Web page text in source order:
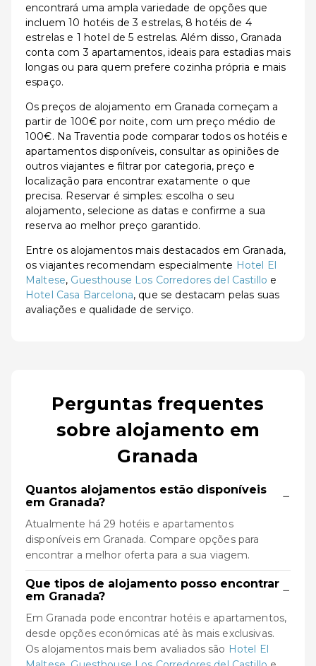
encontrará uma ampla variedade de opções que
incluem 10 hotéis de 3 estrelas, 8 hotéis de 4
estrelas e 1 hotel de 5 estrelas. Além disso, Granada
conta com 3 apartamentos, ideais para estadias mais
longas ou para quem prefere cozinha própria e mais
espaço.
Os preços de alojamento em Granada começam a
partir de 100€ por noite, com um preço médio de
100€. Na Traventia pode comparar todos os hotéis e
apartamentos disponíveis, consultar as opiniões de
outros viajantes e filtrar por categoria, preço e
localização para encontrar exatamente o que
precisa. Reservar é simples: escolha o seu
alojamento, selecione as datas e confirme a sua
reserva ao melhor preço garantido.
Entre os alojamentos mais destacados em Granada,
os viajantes recomendam especialmente Hotel El
Maltese, Guesthouse Los Corredores del Castillo e
Hotel Casa Barcelona, que se destacam pelas suas
avaliações e qualidade de serviço.
Perguntas frequentes
sobre alojamento em
Granada
Quantos alojamentos estão disponíveis
em Granada?
−
Atualmente há 29 hotéis e apartamentos
disponíveis em Granada. Compare opções para
encontrar a melhor oferta para a sua viagem.
Que tipos de alojamento posso encontrar
em Granada?
−
Em Granada pode encontrar hotéis e apartamentos,
desde opções económicas até às mais exclusivas.
Os alojamentos mais bem avaliados são Hotel El